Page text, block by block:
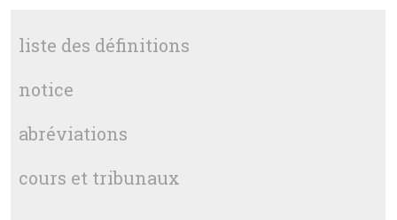
liste des définitions
notice
abréviations
cours et tribunaux